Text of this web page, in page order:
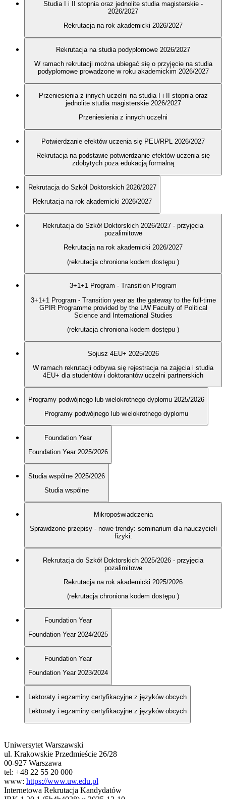
Studia I i II stopnia oraz jednolite studia magisterskie -
2026/2027
Rekrutacja na rok akademicki 2026/2027
Rekrutacja na studia podyplomowe 2026/2027
W ramach rekrutacji można ubiegać się o przyjęcie na studia
podyplomowe prowadzone w roku akademickim 2026/2027
Przeniesienia z innych uczelni na studia I i II stopnia oraz
jednolite studia magisterskie 2026/2027
Przeniesienia z innych uczelni
Potwierdzanie efektów uczenia się PEU/RPL 2026/2027
Rekrutacja na podstawie potwierdzanie efektów uczenia się
zdobytych poza edukacją formalną
Rekrutacja do Szkół Doktorskich 2026/2027
Rekrutacja na rok akademicki 2026/2027
Rekrutacja do Szkół Doktorskich 2026/2027 - przyjęcia
pozalimitowe
Rekrutacja na rok akademicki 2026/2027
(rekrutacja chroniona kodem dostępu )
3+1+1 Program - Transition Program
3+1+1 Program - Transition year as the gateway to the full-time
GPIR Programme provided by the UW Faculty of Political
Science and International Studies
(rekrutacja chroniona kodem dostępu )
Sojusz 4EU+ 2025/2026
W ramach rekrutacji odbywa się rejestracja na zajęcia i studia
4EU+ dla studentów i doktorantów uczelni partnerskich
Programy podwójnego lub wielokrotnego dyplomu 2025/2026
Programy podwójnego lub wielokrotnego dyplomu
Foundation Year
Foundation Year 2025/2026
Studia wspólne 2025/2026
Studia wspólne
Mikropoświadczenia
Sprawdzone przepisy - nowe trendy: seminarium dla nauczycieli
fizyki.
Rekrutacja do Szkół Doktorskich 2025/2026 - przyjęcia
pozalimitowe
Rekrutacja na rok akademicki 2025/2026
(rekrutacja chroniona kodem dostępu )
Foundation Year
Foundation Year 2024/2025
Foundation Year
Foundation Year 2023/2024
Lektoraty i egzaminy certyfikacyjne z języków obcych
Lektoraty i egzaminy certyfikacyjne z języków obcych
Uniwersytet Warszawski
ul. Krakowskie Przedmieście 26/28
00-927 Warszawa
tel: +48 22 55 20 000
www: https://www.uw.edu.pl
Internetowa Rekrutacja Kandydatów